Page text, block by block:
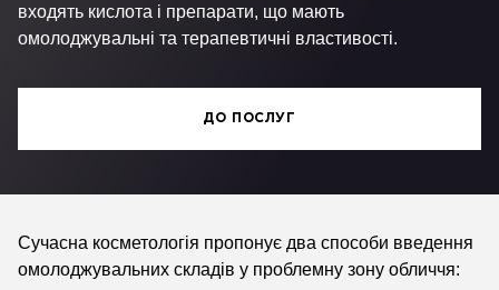
входять кислота і препарати, що мають
омолоджувальні та терапевтичні властивості.
ДО ПОСЛУГ
Сучасна косметологія пропонує два способи введення
омолоджувальних складів у проблемну зону обличчя: